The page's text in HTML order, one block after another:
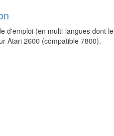
d'emploi (en multi-langues dont le
Atari 2600 (compatible 7800).